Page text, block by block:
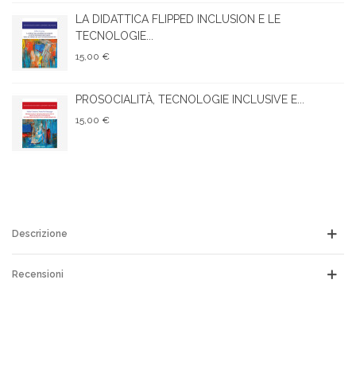
LA DIDATTICA FLIPPED INCLUSION E LE
TECNOLOGIE...
15,00 €
PROSOCIALITÀ, TECNOLOGIE INCLUSIVE E...
15,00 €
Descrizione
Recensioni